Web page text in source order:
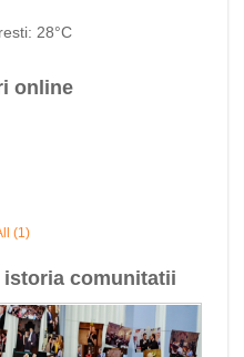
28°C
online
(1)
comunitatii